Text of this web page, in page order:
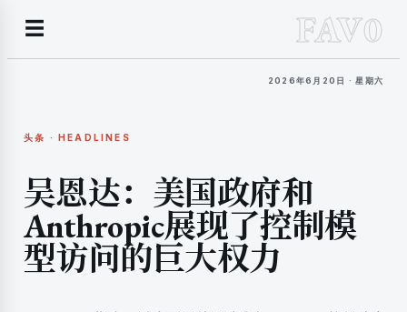
☰ FAV0
2026年6月20日 · 星期六
头条 · HEADLINES
吴恩达：美国政府和
Anthropic展现了控制模
型访问的巨大权力